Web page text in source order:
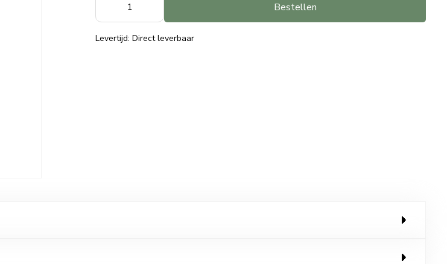
Bestellen
Levertijd: Direct leverbaar